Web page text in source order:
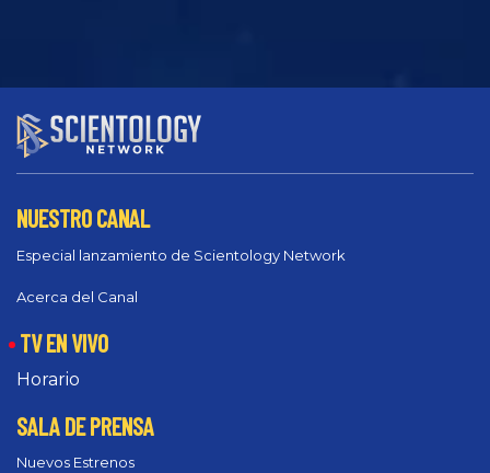
NUESTRO CANAL
Especial lanzamiento de Scientology Network
Acerca del Canal
TV EN VIVO
Horario
SALA DE PRENSA
Nuevos Estrenos